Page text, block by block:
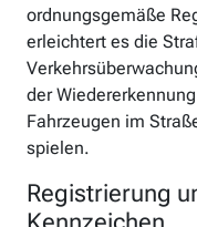
ordnungsgemäße
erleichtert es die
der
Fahrzeugen im
spielen.
Registrierung